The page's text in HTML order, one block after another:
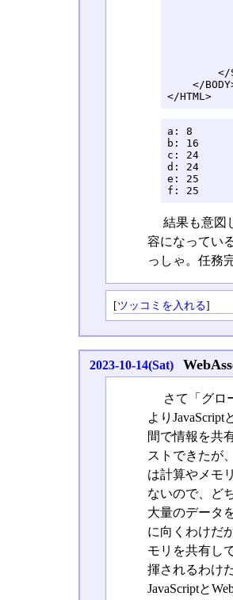
</
</HTML>
a: 8
b: 16
c: 24
d: 24
e: 25
f: 25
結果も意図
容になってい
っしゃ。任務
[ツッコミを入れる]
2023-10-14(Sat)
さて「グロ
よりJavaScript
間で情報を共
ストできたが
は計算やメモ
ないので、ど
大量のデータ
に向くわけだ
モリを共有し
揮されるわけ
JavaScriptと